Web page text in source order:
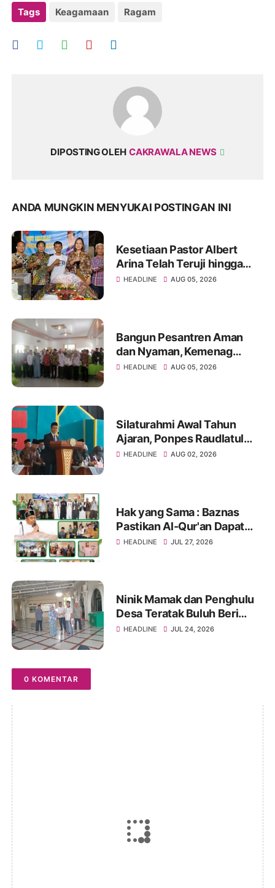
Tags Keagamaan Ragam
DIPOSTING OLEH CAKRAWALA NEWS
ANDA MUNGKIN MENYUKAI POSTINGAN INI
Kesetiaan Pastor Albert
Arina Telah Teruji hingga
Pesta Perak Imamat ke 28
HEADLINE AUG 05, 2026
Bangun Pesantren Aman
dan Nyaman, Kemenag
Palembang Satukan
HEADLINE AUG 05, 2026
Silaturahmi Awal Tahun
Ajaran, Ponpes Raudlatul
Ulum Perkuat Sinergi
HEADLINE AUG 02, 2026
Hak yang Sama : Baznas
Pastikan Al-Qur'an Dapat
Diakses oleh Seluruh
HEADLINE JUL 27, 2026
Ninik Mamak dan Penghulu
Desa Teratak Buluh Beri
Santunan Bulanan Janda
HEADLINE JUL 24, 2026
0 KOMENTAR